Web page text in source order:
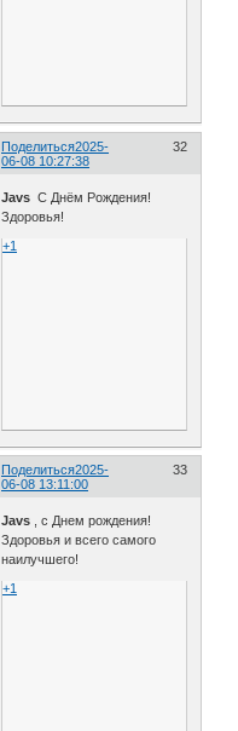
Поделиться 32
2025-
06-08 10:27:38
Javs С Днём Рождения!
Здоровья!
+1
Поделиться 33
2025-
06-08 13:11:00
Javs
, с Днем рождения!
Здоровья и всего самого
наилучшего!
+1